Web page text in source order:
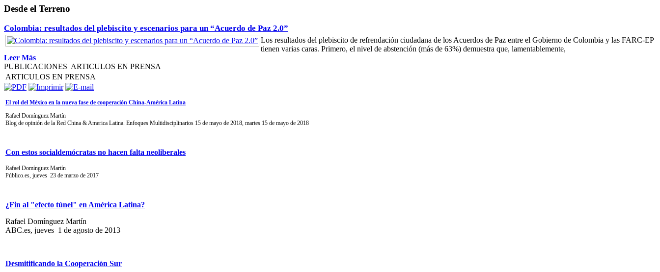
Desde el Terreno
Colombia: resultados del plebiscito y escenarios para un “Acuerdo de Paz 2.0”
Los resultados del plebiscito de refrendación ciudadana de los Acuerdos de Paz entre el Gobierno de Colombia y las FARC-EP
tienen varias caras. Primero, el nivel de abstención (más de 63%) demuestra que, lamentablemente,
Leer Más
PUBLICACIONES ARTICULOS EN PRENSA
ARTICULOS EN PRENSA
El rol del México en la nueva fase de cooperación China-América Latina
Rafael Domínguez Martín
Blog de opinión de la Red China & America Latina. Enfoques Multidisciplinarios 15 de mayo de 2018, martes 15 de mayo de 2018
Con estos socialdemócratas no hacen falta neoliberales
Rafael Domínguez Martín
Público.es, jueves 23 de marzo de 2017
¿Fin al "efecto túnel" en América Latina?
Rafael Domínguez Martín
ABC.es, jueves 1 de agosto de 2013
Desmitificando la Cooperación Sur